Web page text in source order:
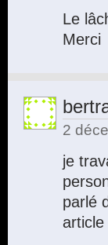
Le
Merci
2
je
parlé
article